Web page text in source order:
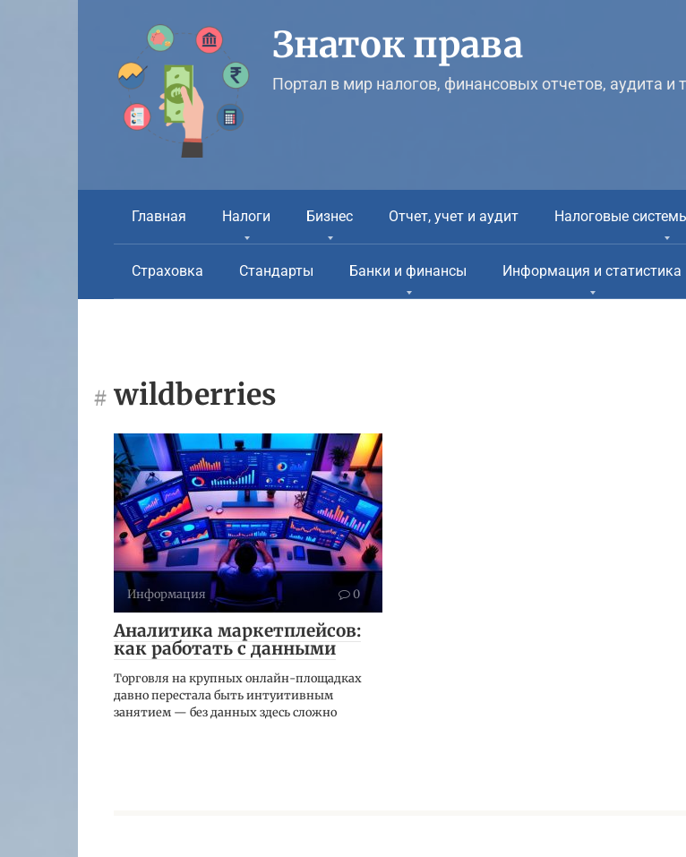
Знаток права
Портал в мир налогов, финансовых отчетов, аудита и
Главная Налоги Бизнес Отчет, учет и аудит Налоговые
Страховка Стандарты Банки и финансы Информация и статистика
wildberries
Информация 0
Аналитика маркетплейсов:
как работать с данными
Торговля на крупных онлайн-площадках
давно перестала быть интуитивным
занятием — без данных здесь сложно